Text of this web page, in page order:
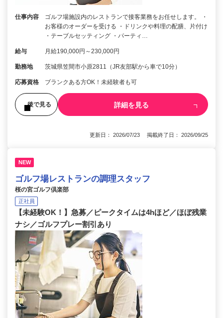
仕事内容
ゴルフ場施設内のレストランで接客業務をお任せします。 ・
お客様のオーダーを受ける ・ドリンクや料理の配膳、片付け
・テーブルセッティング ・パーティ…
給与 月給190,000円～230,000円
勤務地 茨城県笠間市小原2811（JR友部駅から車で10分）
応募資格 ブランクある方OK！未経験者も可
後で見る 詳細を見る
更新日： 2026/07/23 掲載終了日： 2026/09/25
NEW
ゴルフ場レストランの調理スタッフ
桜の宮ゴルフ倶楽部
正社員
【未経験OK！】急募／ピークタイムは4hほど／ほぼ残業
ナシ／ゴルフプレー割引あり